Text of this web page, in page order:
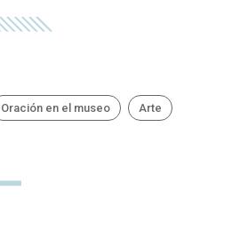
Oración en el museo Arte